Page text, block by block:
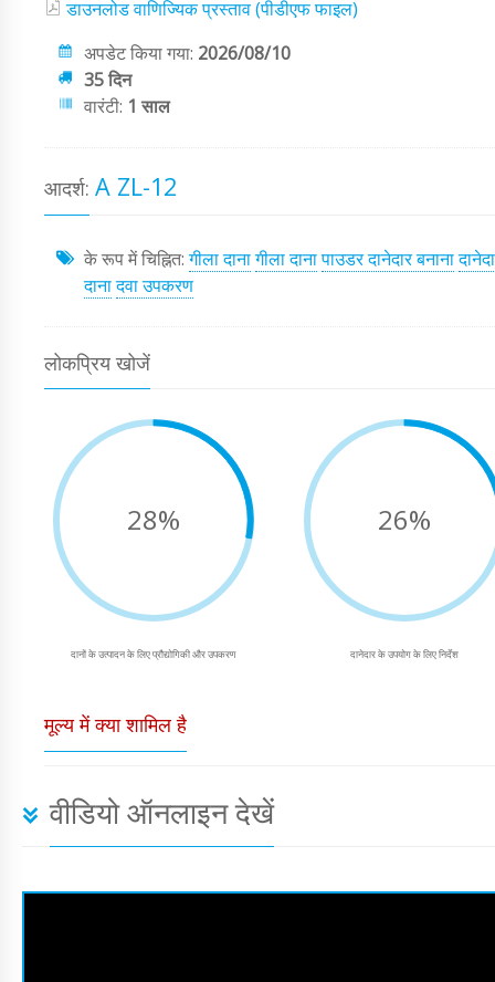
डाउनलोड वाणिज्यिक प्रस्ताव (पीडीएफ फाइल)
अपडेट किया गया: 2026/08/10
35 दिन
वारंटी: 1 साल
आदर्श: A ZL-12
के रूप में चिह्नित:गीला दानागीला दानापाउडर दानेदार बनाना
दानादवा उपकरण
लोकप्रिय खोजें
28%
दानों के उत्पादन के लिए प्रौद्योगिकी और उपकरण
26%
दानेदार के उपयोग के लिए निर्देश
मूल्य में क्या शामिल है
वीडियो ऑनलाइन देखें